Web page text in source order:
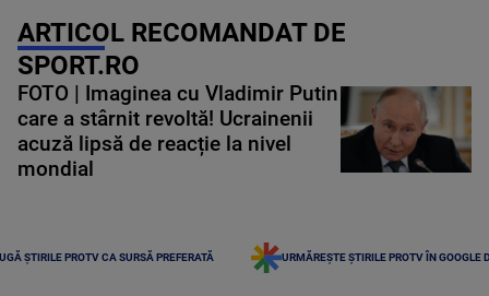
ARTICOL RECOMANDAT DE
SPORT.RO
FOTO | Imaginea cu Vladimir Putin
care a stârnit revoltă! Ucrainenii
acuză lipsă de reacție la nivel
mondial
ȘTIRILE PROTV CA SURSĂ PREFERATĂ URMĂREȘTE ȘTIRILE PROTV ÎN GOOGLE